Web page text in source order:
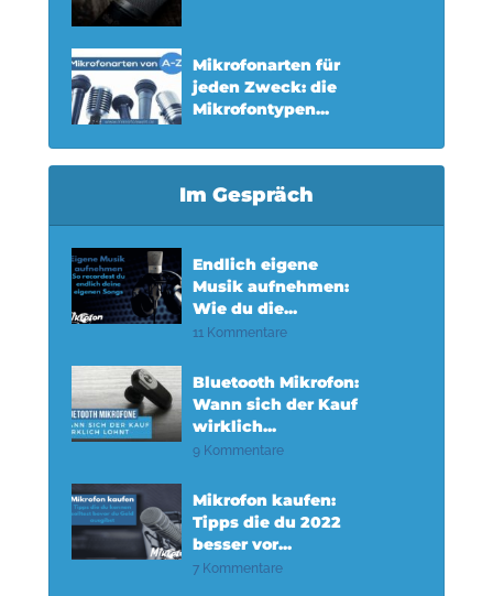
Mikrofonarten für
jeden Zweck: die
Mikrofontypen...
Im Gespräch
Endlich eigene
Musik aufnehmen:
Wie du die...
11 Kommentare
Bluetooth Mikrofon:
Wann sich der Kauf
wirklich...
9 Kommentare
Mikrofon kaufen:
Tipps die du 2022
besser vor...
7 Kommentare